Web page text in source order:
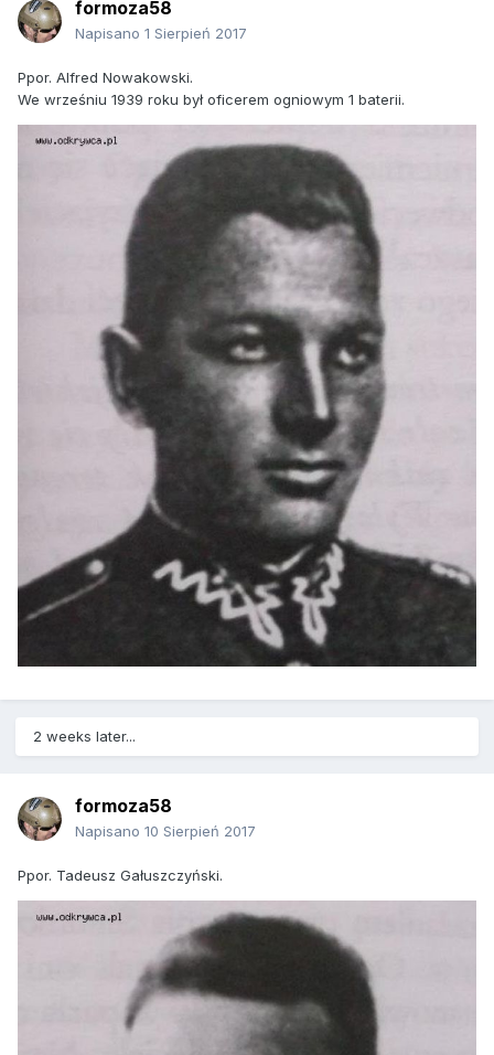
formoza58
Napisano 1 Sierpień 2017
Ppor. Alfred Nowakowski.
We wrześniu 1939 roku był oficerem ogniowym 1 baterii.
2 weeks later...
formoza58
Napisano 10 Sierpień 2017
Ppor. Tadeusz Gałuszczyński.